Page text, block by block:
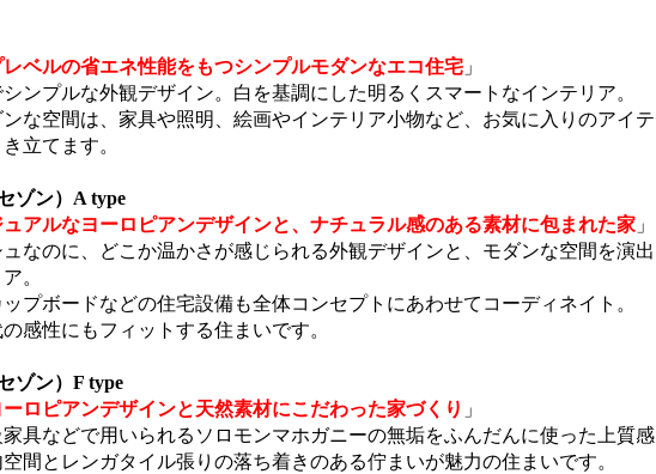
ベルの省エネ性能をもつシンプルモダンなエコ住宅 」
ンプルな外観デザイン。白を基調にした明るくスマートなインテリア。
な空間は、家具や照明、絵画やインテリア小物など、お気に入りのアイテ
立てます。
ゾン）A type
アルなヨーロピアンデザインと、ナチュラル感のある素材に包まれた家 」
なのに、どこか温かさが感じられる外観デザインと、モダンな空間を演出
。
プボードなどの住宅設備も全体コンセプトにあわせてコーディネイト。
感性にもフィットする住まいです。
ゾン）F type
ロピアンデザインと天然素材にこだわった家づくり 」
具などで用いられるソロモンマホガニーの無垢をふんだんに使った上質感
間とレンガタイル張りの落ち着きのある佇まいが魅力の住まいです。